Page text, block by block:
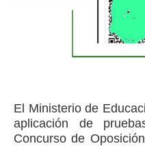
El Ministerio de
aplicación de
Concurso de